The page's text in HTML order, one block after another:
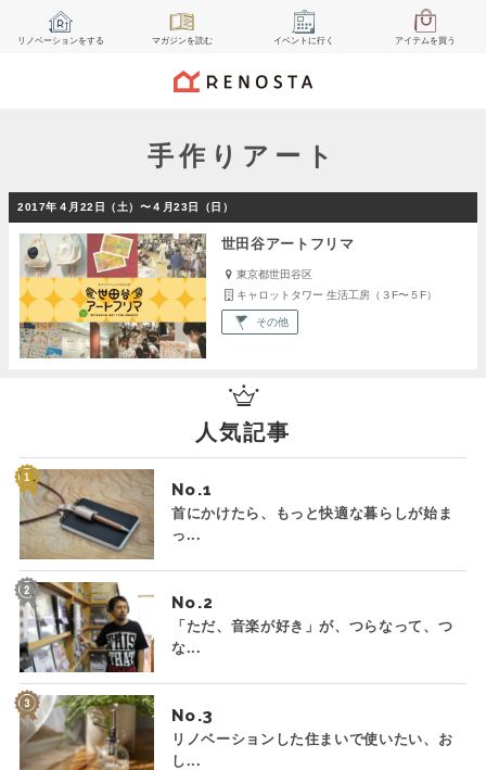
リノベーションをする マガジンを読む イベント に行く アイテムを買う
手作りアート
2017年４月22日（土）〜４月23日（日）
世田谷アートフリマ
東京都世田谷区
キャロットタワー 生活工房（３F〜５F）
その他
人気記事
No.
首にかけたら、もっと快適な暮らしが始ま
っ...
No.
「ただ、音楽が好き」が、つらなって、つ
な...
No.
リノベーションした住まいで使いたい、お
し...